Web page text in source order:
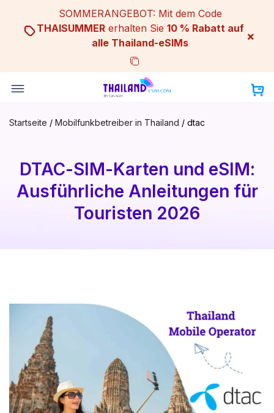
content
SOMMERANGEBOT: Mit dem Code
THAISUMMERerhalten Sie 10 % Rabatt auf
alle Thailand-eSIMs
×
Startseite / Mobilfunkbetreiber in Thailand / dtac
DTAC-SIM-Karten und eSIM:
Ausführliche Anleitungen für
Touristen 2026